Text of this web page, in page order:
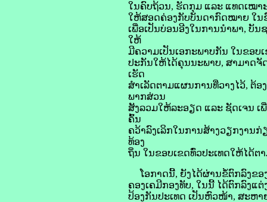
ໃນຄົບຖ້ວນ, ຮັດກຸມ ແລະ ແທດເໝາ
ໃຫ້ສອດຄ່ອງກັບບັນດາກົດໝາຍ ໃນ
ເພື່ອເປັນບ່ອນອີງໃນການນໍາພາ, ບັ
ໃຫ້
ມີຄວາມເປັນເອກະພາບກັນ ໃນຂອບ
ປະກັນໃຫ້ໄດ້ຄຸນນະພາບ, ສາມາດຈັ
ເຮັດ
ສໍາເລັດຕາມແຜນການທີ່ວາງໄວ້, ຕ້
ພາກສ່ວນ
ສັງລວມໃຫ້ລະອຽດ ແລະ ຊັດເຈນ ເ
ຄົ້ນ
ຄວ້າລົງເລິກໃນການສ້າງວຽກງານ
ທ້ອງ
ຖິ່ນ ໃນຂອບເຂດທົ່ວປະເທດໃຫ້ໄດ້ຕ
ໂອກາດນີ້, ຍັງໄດ້ຜ່ານຂໍ້ຕົກລົງຂອ
ຄອງເຄມີກອງທັບ, ໃນນີ້ ໄດ້ຕົກລົງແ
ປ້ອງກັນປະເທດ ເປັນຫົວໜ້າ, ສະຫ